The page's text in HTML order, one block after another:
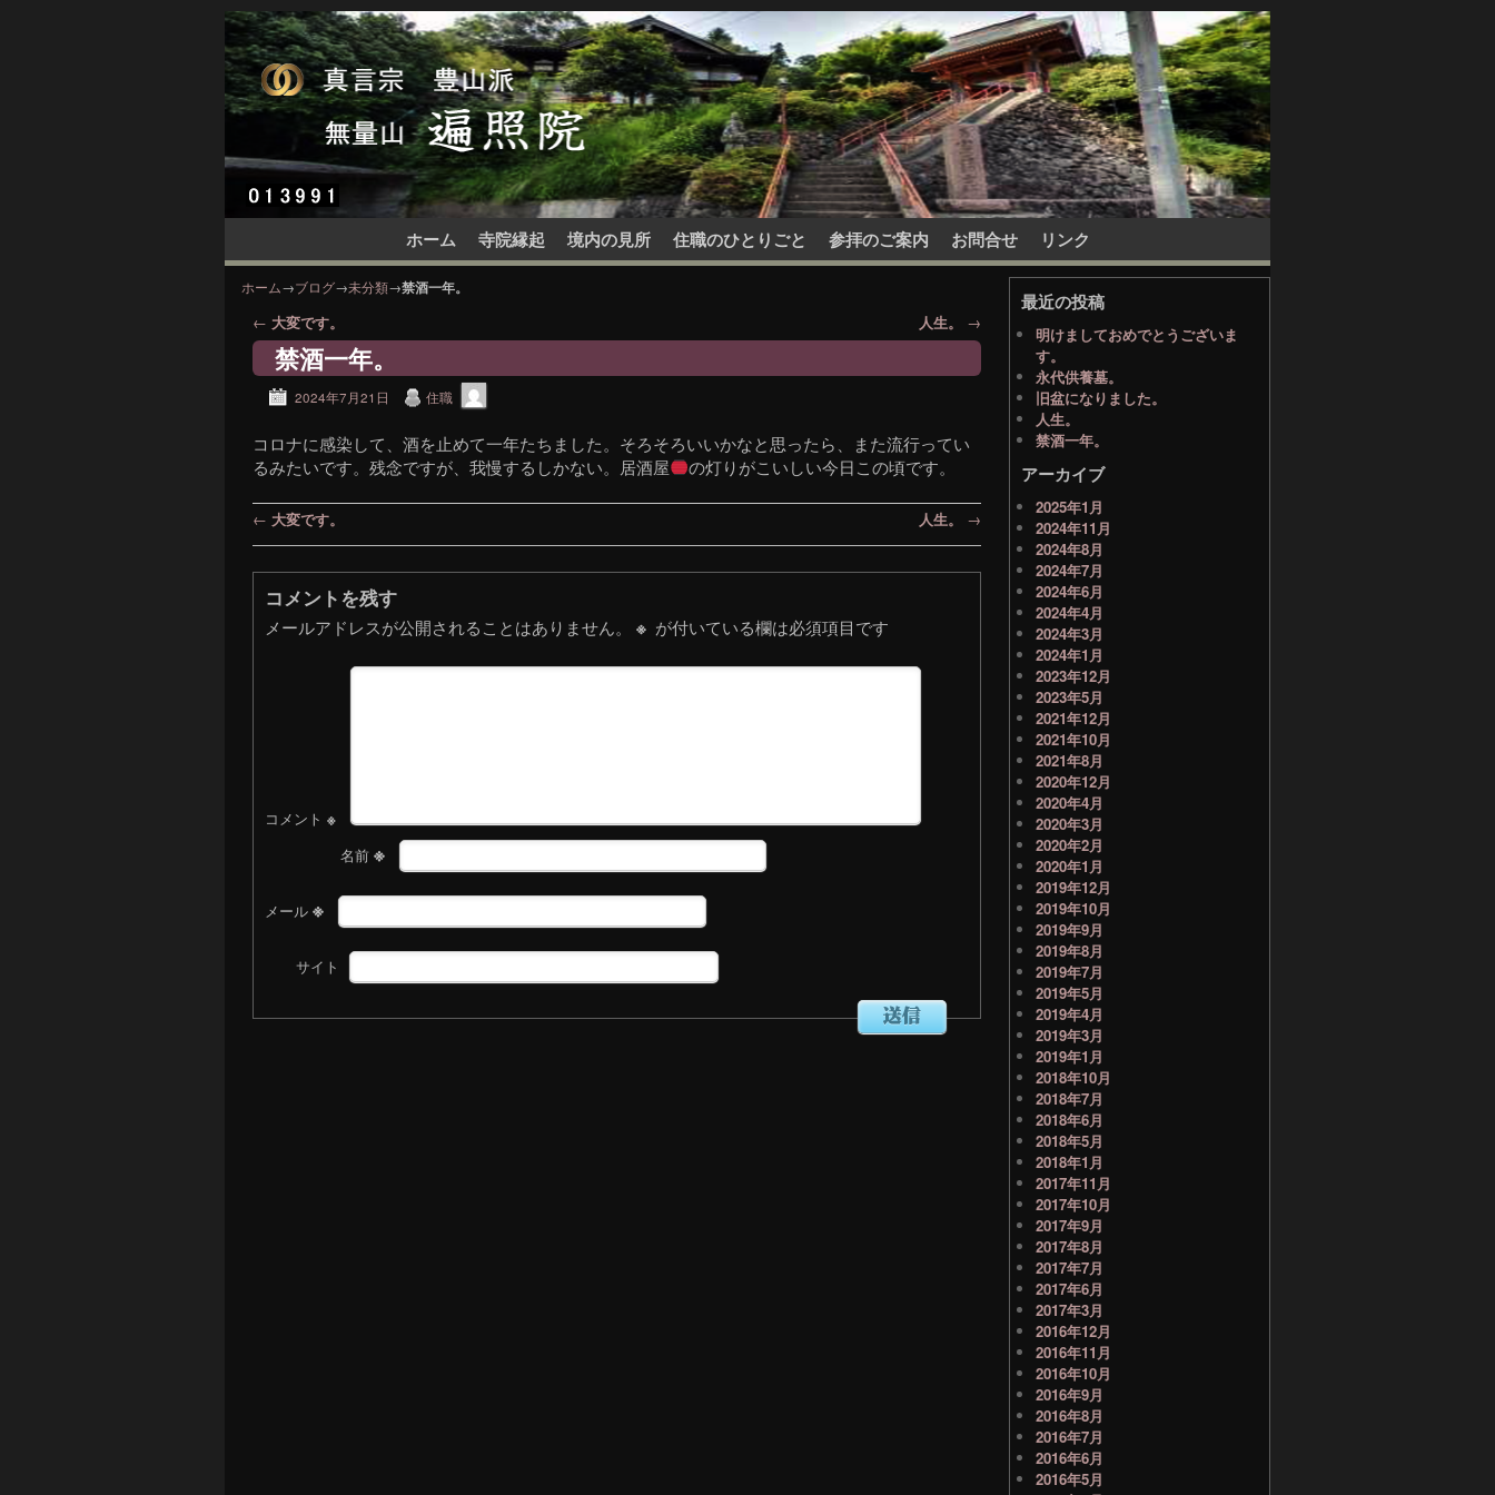
メインコンテンツへ移動ホーム 寺院縁起 境内の見所 住職のひとりごと 参拝のご案内 お問合せ リンク
ホーム→ブログ→未分類→禁酒一年。
投稿ナビゲーション
← 大変です。 人生。 →
禁酒一年。
2024年7月21日 住職
コロナに感染して、酒を止めて一年たちました。そろそろいいかなと思ったら、また流行ってい
るみたいです。残念ですが、我慢するしかない。居酒屋
の灯りがこいしい今日この頃です。
投稿ナビゲーション
← 大変です。 人生。 →
コメントを残す
メールアドレスが公開されることはありません。 ※ が付いている欄は必須項目です
コメント ※
名前 ※
メール ※
サイト
最近の投稿
明けましておめでとうございま
す。
永代供養墓。
旧盆になりました。
人生。
禁酒一年。
アーカイブ
2025年1月
2024年11月
2024年8月
2024年7月
2024年6月
2024年4月
2024年3月
2024年1月
2023年12月
2023年5月
2021年12月
2021年10月
2021年8月
2020年12月
2020年4月
2020年3月
2020年2月
2020年1月
2019年12月
2019年10月
2019年9月
2019年8月
2019年7月
2019年5月
2019年4月
2019年3月
2019年1月
2018年10月
2018年7月
2018年6月
2018年5月
2018年1月
2017年11月
2017年10月
2017年9月
2017年8月
2017年7月
2017年6月
2017年3月
2016年12月
2016年11月
2016年10月
2016年9月
2016年8月
2016年7月
2016年6月
2016年5月